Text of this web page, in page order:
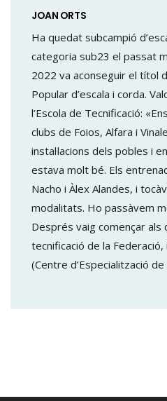
JOAN ORTS
Ha quedat subcampió
categoria sub23 el passat
2022 va aconseguir el títol
Popular d’escala i corda.
l’Escola de Tecnificació:
clubs de Foios, Alfara i
instal·lacions dels pobles i
estava molt bé. Els
Nacho i Àlex Alandes, i
modalitats. Ho passàvem
Després vaig començar als
tecnificació de la
(Centre d’Especialització